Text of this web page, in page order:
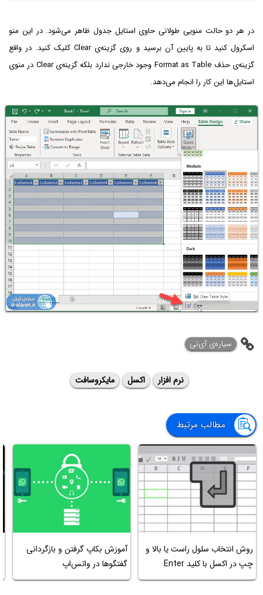
در هر دو حالت منویی طولانی حاوی استایل جدول ظاهر می‌شود. در این منو
اسکرول کنید تا به پایین آن برسید و روی گزینه‌ی Clear کلیک کنید. در واقع
گزینه‌ی حذف Format as Table وجود خارجی ندارد بلکه گزینه‌ی Clear در منوی
استایل‌ها این کار را انجام می‌دهد.
‌سیاره‌ی آی‌تی
نرم افزار اکسل مایکروسافت
مطالب مرتبط
روش انتخاب سلول راست یا بالا و
چپ در اکسل با کلید Enter
آموزش بکاپ گرفتن و بازگردانی
گفتگوها در واتس‌اپ